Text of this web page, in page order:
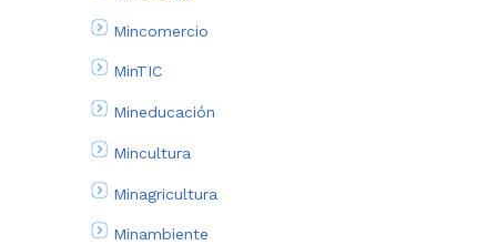
Mincomercio
MinTIC
Mineducación
Mincultura
Minagricultura
Minambiente